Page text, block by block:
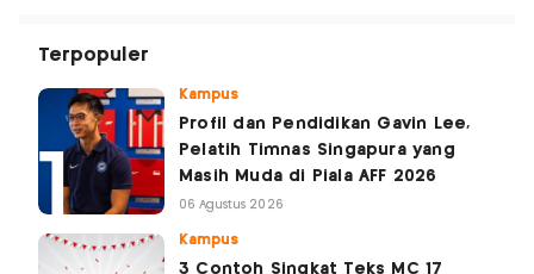
Terpopuler
Kampus
Profil dan Pendidikan Gavin Lee,
Pelatih Timnas Singapura yang
Masih Muda di Piala AFF 2026
06 Agustus 2026
Kampus
3 Contoh Singkat Teks MC 17